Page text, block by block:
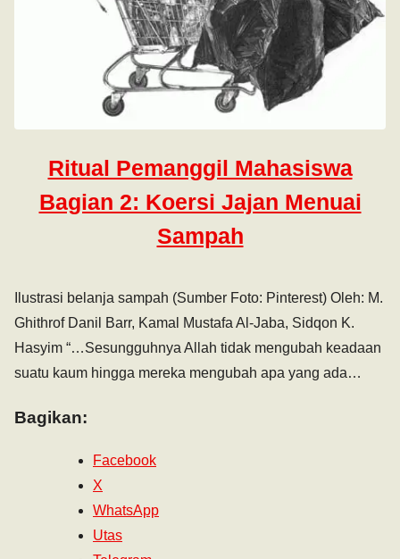
Ritual Pemanggil Mahasiswa
Bagian 2: Koersi Jajan Menuai
Sampah
Ilustrasi belanja sampah (Sumber Foto: Pinterest) Oleh: M.
Ghithrof Danil Barr, Kamal Mustafa Al-Jaba, Sidqon K.
Hasyim “…Sesungguhnya Allah tidak mengubah keadaan
suatu kaum hingga mereka mengubah apa yang ada…
Bagikan:
Facebook
X
WhatsApp
Utas